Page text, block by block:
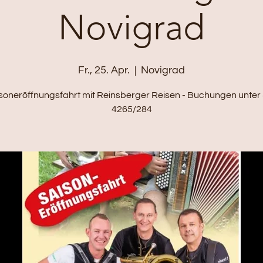
Novigrad
Fr., 25. Apr.
  |
Novigrad
mit Reinsberger Reisen - Buchungen unter
4265/284